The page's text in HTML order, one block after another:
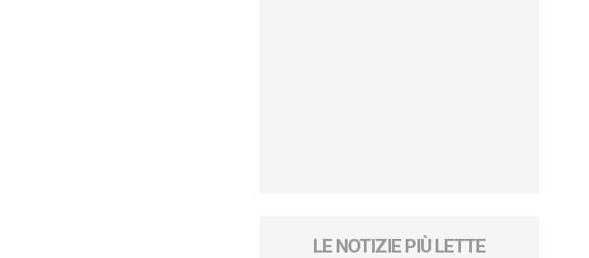
LE NOTIZIE PIÙ LETTE